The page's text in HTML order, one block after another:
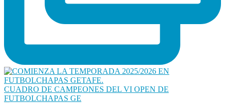
CUADRO DE CAMPEONES DEL VI OPEN DE
FUTBOLCHAPAS GE